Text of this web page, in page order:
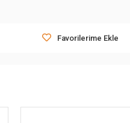
Favorilerime Ekle